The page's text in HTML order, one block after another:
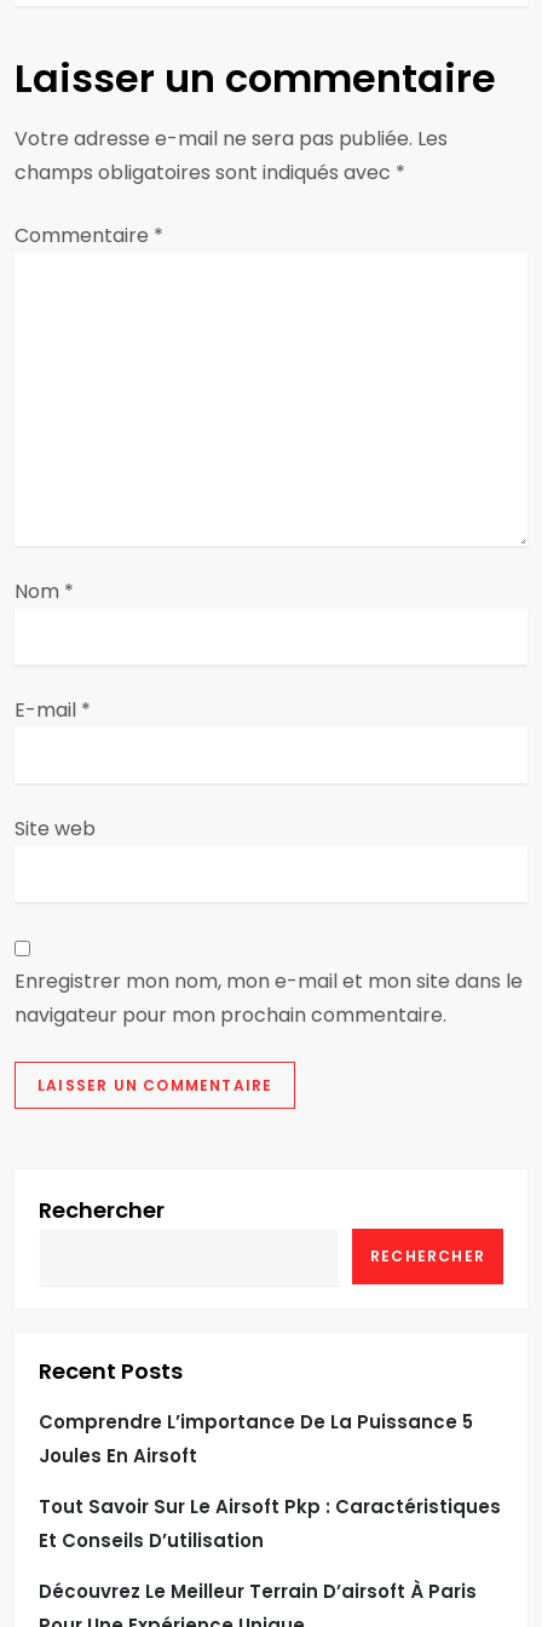
a
t
i
o
r
i
l
Laisser un commentaire
Votre adresse e-mail ne sera pas publiée. Les
champs obligatoires sont indiqués avec *
Commentaire *
Nom *
E-mail *
Site web
Enregistrer mon nom, mon e-mail et mon site dans le
navigateur pour mon prochain commentaire.
Rechercher
RECHERCHER
Recent Posts
Comprendre L’importance De La Puissance 5
Joules En Airsoft
Tout Savoir Sur Le Airsoft Pkp : Caractéristiques
Et Conseils D’utilisation
Découvrez Le Meilleur Terrain D’airsoft À Paris